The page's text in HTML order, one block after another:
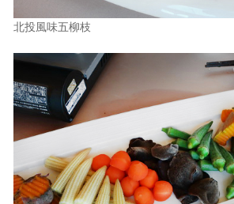
北投風味五柳枝